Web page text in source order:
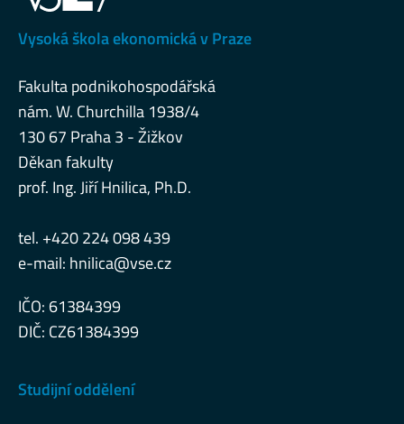
Vysoká škola ekonomická v Praze
Fakulta podnikohospodářská
nám. W. Churchilla 1938/4
130 67 Praha 3 - Žižkov
Děkan fakulty
prof. Ing. Jiří Hnilica, Ph.D.
tel. +420 224 098 439
e-mail: hnilica@vse.cz
IČO: 61384399
DIČ: CZ61384399
Studijní oddělení